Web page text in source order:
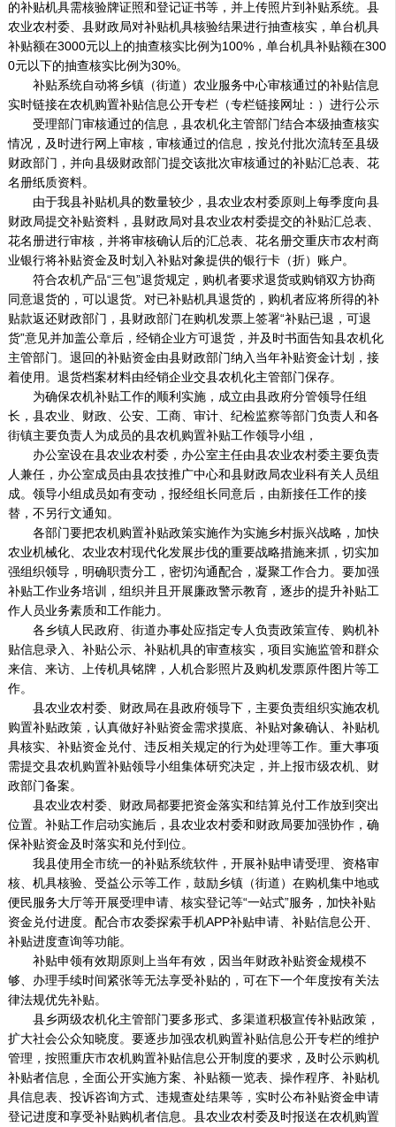
的补贴机具需核验牌证照和登记证书等，并上传照片到补贴系统。县
农业农村委、县财政局对补贴机具核验结果进行抽查核实，单台机具
补贴额在3000元以上的抽查核实比例为100%，单台机具补贴额在300
0元以下的抽查核实比例为30%。
补贴系统自动将乡镇（街道）农业服务中心审核通过的补贴信息
实时链接在农机购置补贴信息公开专栏（专栏链接网址：）进行公示
受理部门审核通过的信息，县农机化主管部门结合本级抽查核实
情况，及时进行网上审核，审核通过的信息，按兑付批次流转至县级
财政部门，并向县级财政部门提交该批次审核通过的补贴汇总表、花
名册纸质资料。
由于我县补贴机具的数量较少，县农业农村委原则上每季度向县
财政局提交补贴资料，县财政局对县农业农村委提交的补贴汇总表、
花名册进行审核，并将审核确认后的汇总表、花名册交重庆市农村商
业银行将补贴资金及时划入补贴对象提供的银行卡（折）账户。
符合农机产品“三包”退货规定，购机者要求退货或购销双方协商
同意退货的，可以退货。对已补贴机具退货的，购机者应将所得的补
贴款返还财政部门，县财政部门在购机发票上签署“补贴已退，可退
货”意见并加盖公章后，经销企业方可退货，并及时书面告知县农机化
主管部门。退回的补贴资金由县财政部门纳入当年补贴资金计划，接
着使用。退货档案材料由经销企业交县农机化主管部门保存。
为确保农机补贴工作的顺利实施，成立由县政府分管领导任组
长，县农业、财政、公安、工商、审计、纪检监察等部门负责人和各
街镇主要负责人为成员的县农机购置补贴工作领导小组，
办公室设在县农业农村委，办公室主任由县农业农村委主要负责
人兼任，办公室成员由县农技推广中心和县财政局农业科有关人员组
成。领导小组成员如有变动，报经组长同意后，由新接任工作的接
替，不另行文通知。
各部门要把农机购置补贴政策实施作为实施乡村振兴战略，加快
农业机械化、农业农村现代化发展步伐的重要战略措施来抓，切实加
强组织领导，明确职责分工，密切沟通配合，凝聚工作合力。要加强
补贴工作业务培训，组织并且开展廉政警示教育，逐步的提升补贴工
作人员业务素质和工作能力。
各乡镇人民政府、街道办事处应指定专人负责政策宣传、购机补
贴信息录入、补贴公示、补贴机具的审查核实，项目实施监管和群众
来信、来访、上传机具铭牌，人机合影照片及购机发票原件图片等工
作。
县农业农村委、财政局在县政府领导下，主要负责组织实施农机
购置补贴政策，认真做好补贴资金需求摸底、补贴对象确认、补贴机
具核实、补贴资金兑付、违反相关规定的行为处理等工作。重大事项
需提交县农机购置补贴领导小组集体研究决定，并上报市级农机、财
政部门备案。
县农业农村委、财政局都要把资金落实和结算兑付工作放到突出
位置。补贴工作启动实施后，县农业农村委和财政局要加强协作，确
保补贴资金及时落实和兑付到位。
我县使用全市统一的补贴系统软件，开展补贴申请受理、资格审
核、机具核验、受益公示等工作，鼓励乡镇（街道）在购机集中地或
便民服务大厅等开展受理申请、核实登记等“一站式”服务，加快补贴
资金兑付进度。配合市农委探索手机APP补贴申请、补贴信息公开、
补贴进度查询等功能。
补贴申领有效期原则上当年有效，因当年财政补贴资金规模不
够、办理手续时间紧张等无法享受补贴的，可在下一个年度按有关法
律法规优先补贴。
县乡两级农机化主管部门要多形式、多渠道积极宣传补贴政策，
扩大社会公众知晓度。要逐步加强农机购置补贴信息公开专栏的维护
管理，按照重庆市农机购置补贴信息公开制度的要求，及时公示购机
补贴者信息，全面公开实施方案、补贴额一览表、操作程序、补贴机
具信息表、投诉咨询方式、违规查处结果等，实时公布补贴资金申请
登记进度和享受补贴购机者信息。县农业农村委及时报送在农机购置